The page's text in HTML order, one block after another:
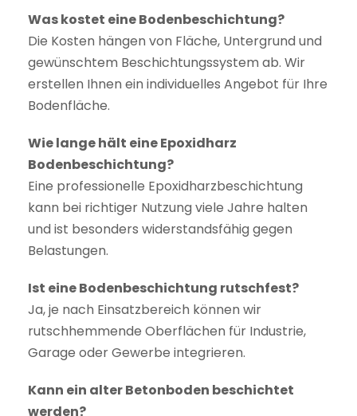
Was kostet eine Bodenbeschichtung?
Die Kosten hängen von Fläche, Untergrund und
gewünschtem Beschichtungssystem ab. Wir
erstellen Ihnen ein individuelles Angebot für Ihre
Bodenfläche.
Wie lange hält eine Epoxidharz
Bodenbeschichtung?
Eine professionelle Epoxidharzbeschichtung
kann bei richtiger Nutzung viele Jahre halten
und ist besonders widerstandsfähig gegen
Belastungen.
Ist eine Bodenbeschichtung rutschfest?
Ja, je nach Einsatzbereich können wir
rutschhemmende Oberflächen für Industrie,
Garage oder Gewerbe integrieren.
Kann ein alter Betonboden beschichtet
werden?